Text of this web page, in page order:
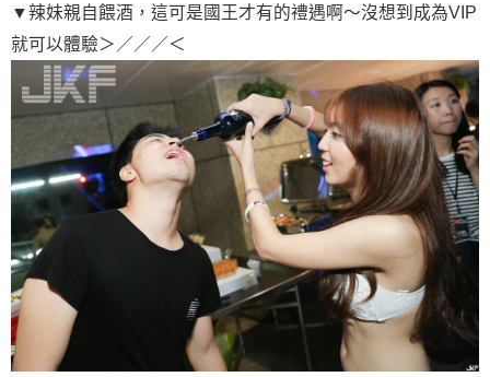
▼辣妹親自餵酒，這可是國王才有的禮遇啊～沒想到成為VIP
就可以體驗＞／／／＜